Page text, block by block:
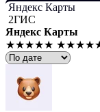
Яндекс Карты
2ГИС
Яндекс Карты
★★★★★